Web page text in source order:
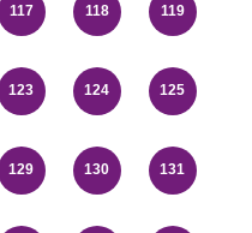
117 118 119
123 124 125
129 130 131